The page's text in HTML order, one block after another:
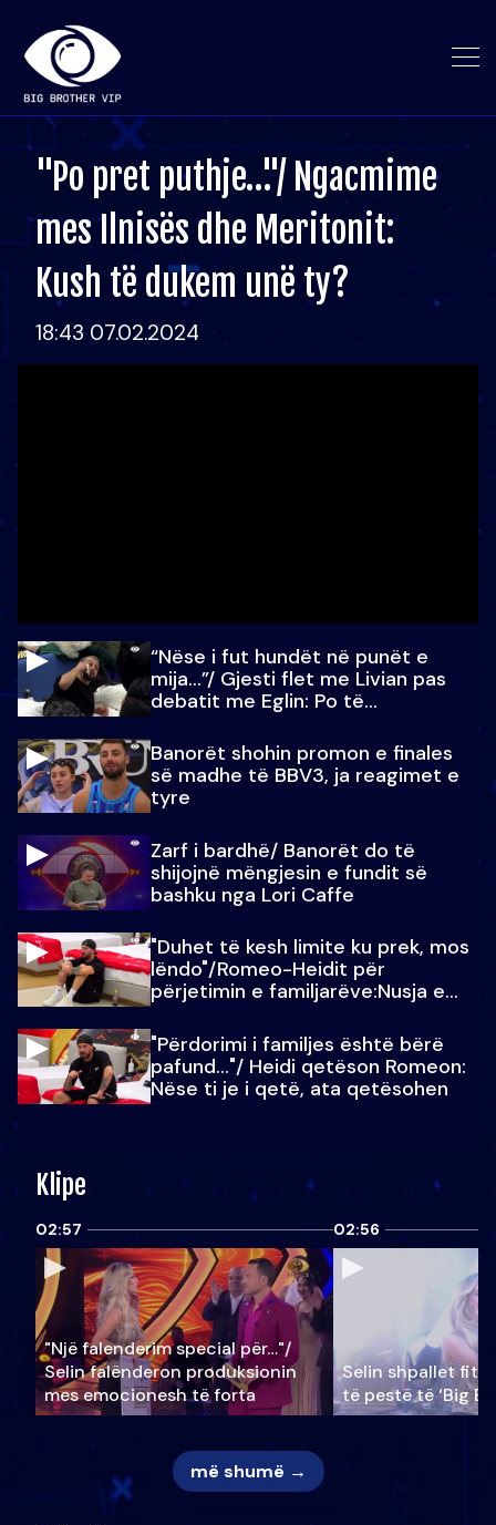
"Po pret puthje…"/ Ngacmime
mes Ilnisës dhe Meritonit:
Kush të dukem unë ty?
18:43 07.02.2024
“Nëse i fut hundët në punët e
mija…”/ Gjesti flet me Livian pas
debatit me Eglin: Po të
Banorët shohin promon e finales
së madhe të BBV3, ja reagimet e
tyre
Zarf i bardhë/ Banorët do të
shijojnë mëngjesin e fundit së
bashku nga Lori Caffe
"Duhet të kesh limite ku prek, mos
lëndo"/Romeo-Heidit për
përjetimin e familjarëve:Nusja e
"Përdorimi i familjes është bërë
pafund…"/ Heidi qetëson Romeon:
Nëse ti je i qetë, ata qetësohen
Klipe
02:57
"Një falenderim special për…"/
Selin falënderon produksionin
mes emocionesh të forta
02:56
Selin shpallet
të pestë të ‘Big
më shumë →